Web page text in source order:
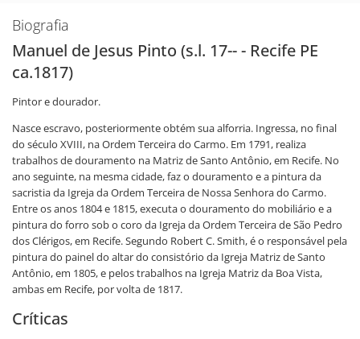
Biografia
Manuel de Jesus Pinto (s.l. 17-- - Recife PE
ca.1817)
Pintor e dourador.
Nasce escravo, posteriormente obtém sua alforria. Ingressa, no final
do século XVIII, na Ordem Terceira do Carmo. Em 1791, realiza
trabalhos de douramento na Matriz de Santo Antônio, em Recife. No
ano seguinte, na mesma cidade, faz o douramento e a pintura da
sacristia da Igreja da Ordem Terceira de Nossa Senhora do Carmo.
Entre os anos 1804 e 1815, executa o douramento do mobiliário e a
pintura do forro sob o coro da Igreja da Ordem Terceira de São Pedro
dos Clérigos, em Recife. Segundo Robert C. Smith, é o responsável pela
pintura do painel do altar do consistório da Igreja Matriz de Santo
Antônio, em 1805, e pelos trabalhos na Igreja Matriz da Boa Vista,
ambas em Recife, por volta de 1817.
Críticas